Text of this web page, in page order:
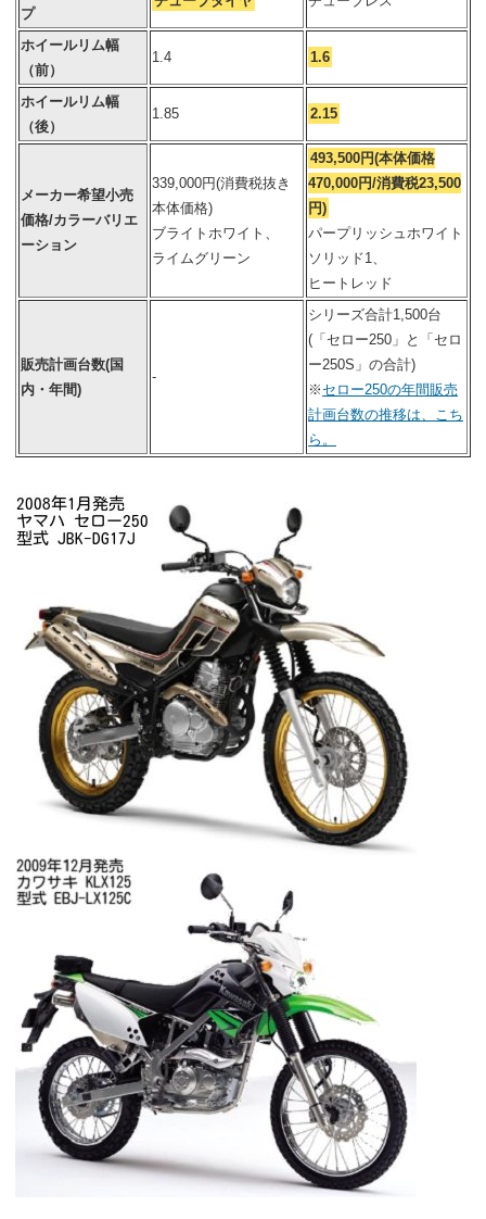
プ
ホイールリム幅
（前）
1.4 1.6
ホイールリム幅
（後）
1.85 2.15
メーカー希望小売
価格/カラーバリエ
ーション
339,000円(消費税抜き
本体価格)
ブライトホワイト、
ライムグリーン
493,500円(本体価格
470,000円/消費税23,500
円)
パープリッシュホワイト
ソリッド1、
ヒートレッド
販売計画台数(国
内・年間)
-
シリーズ合計1,500台
(「セロー250」と「セロ
ー250S」の合計)
※ セロー250の年間販売
計画台数の推移は、こち
ら。